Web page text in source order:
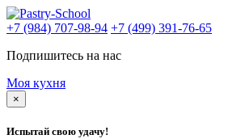
+7 (984) 707-98-94 +7 (499) 391-76-65
Подпишитесь на нас
Моя кухня
×
Испытай свою удачу!